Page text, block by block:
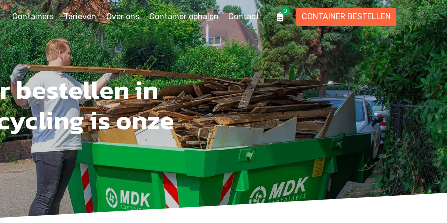
Containers Tarieven Over ons Container ophalen Contact
0
CONTAINER BESTELLEN
bestellen in
is onze